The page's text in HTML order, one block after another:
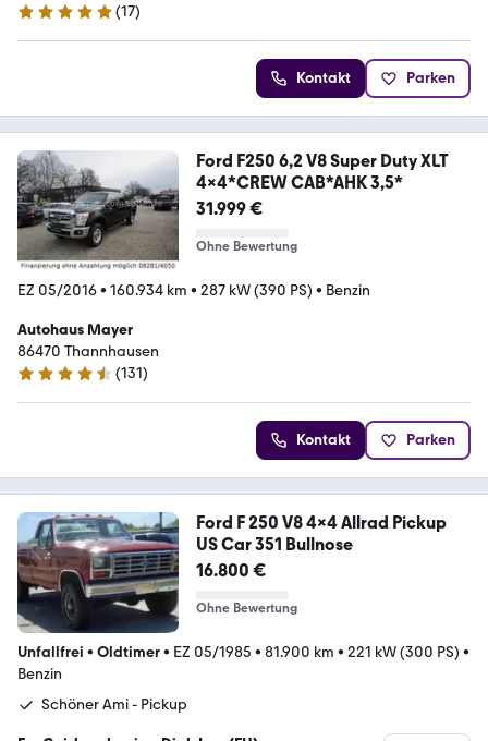
4.8 Sterne
(17)
Kontakt Parken
Ford F250 6,2 V8 Super Duty XLT
4x4*CREW CAB*AHK 3,5*
31.999 €
Ohne Bewertung
EZ 05/2016• 160.934 km • 287 kW (390 PS) • Benzin
Autohaus Mayer
86470 Thannhausen
4.4 Sterne
(131)
Kontakt Parken
Ford F 250 V8 4x4 Allrad Pickup
US Car 351 Bullnose
16.800 €
Ohne Bewertung
Unfallfrei • Oldtimer• EZ 05/1985 • 81.900 km • 221 kW (300 PS) •
Benzin
Schöner Ami - Pickup